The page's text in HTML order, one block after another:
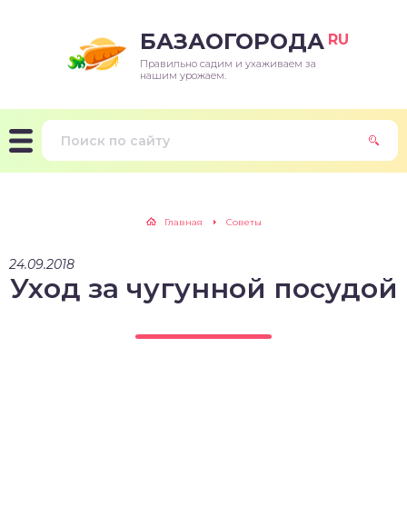
БАЗАОГОРОДА RU
Правильно садим и ухаживаем за
нашим урожаем.
Главная Советы
24.09.2018
Уход за чугунной посудой